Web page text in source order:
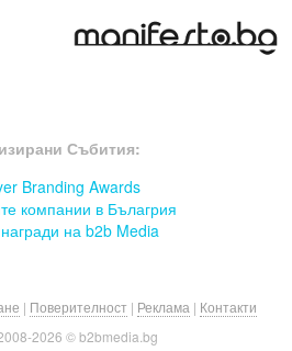
Събития:
Branding Awards
компании в Бълагрия
на b2b Media
| Поверителност | Реклама | Контакти
2026 © b2bmedia.bg